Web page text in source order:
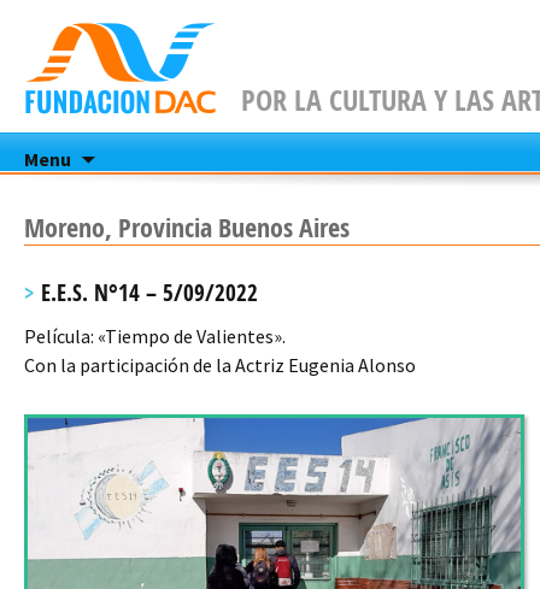
POR LA CULTURA Y LAS
Menu
Skip
to
Moreno, Provincia Buenos Aires
E.E.S. N°14 – 5/09/2022
Película: «Tiempo de Valientes».
Con la participación de la Actriz Eugenia Alonso